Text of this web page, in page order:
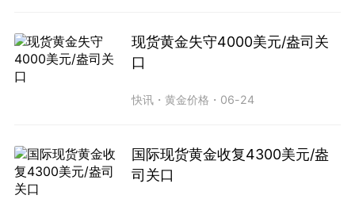
现货黄金失守4000美元/盎司关
口
快讯 ・黄金价格 ・ 06-24
国际现货黄金收复4300美元/盎
司关口